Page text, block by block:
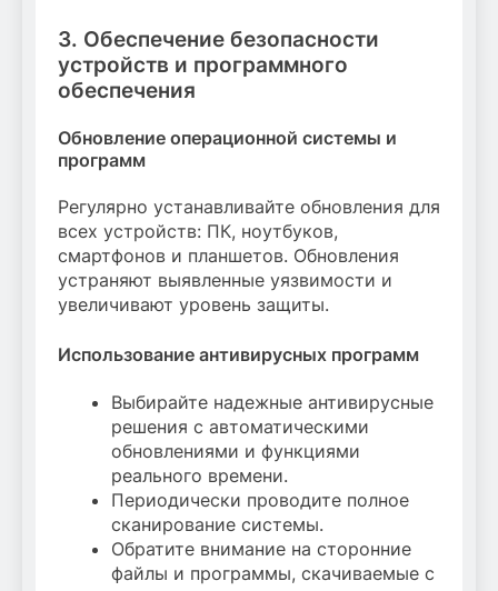
3. Обеспечение безопасности
устройств и программного
обеспечения
Обновление операционной системы и
программ
Регулярно устанавливайте обновления для
всех устройств: ПК, ноутбуков,
смартфонов и планшетов. Обновления
устраняют выявленные уязвимости и
увеличивают уровень защиты.
Использование антивирусных программ
Выбирайте надежные антивирусные
решения с автоматическими
обновлениями и функциями
реального времени.
Периодически проводите полное
сканирование системы.
Обратите внимание на сторонние
файлы и программы, скачиваемые с